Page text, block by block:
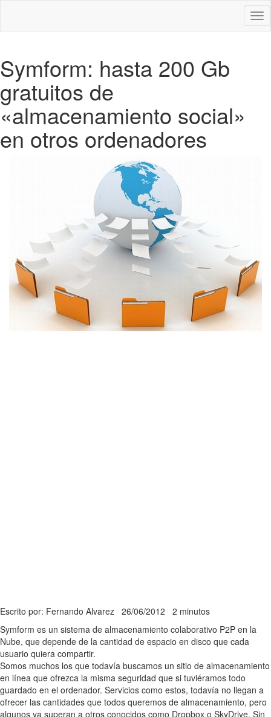
Symform: hasta 200 Gb
gratuitos de
«almacenamiento social»
en otros ordenadores
Escrito por: Fernando Alvarez 26/06/2012 2 minutos
Symform es un sistema de almacenamiento colaborativo P2P en la
Nube, que depende de la cantidad de espacio en disco que cada
usuario quiera compartir.
Somos muchos los que todavía buscamos un sitio de almacenamiento
en línea que ofrezca la misma seguridad que si tuviéramos todo
guardado en el ordenador. Servicios como estos, todavía no llegan a
ofrecer las cantidades que todos queremos de almacenamiento, pero
algunos ya superan a otros conocidos como Dropbox o SkyDrive. Sin